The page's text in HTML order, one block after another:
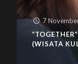
7
(WISATA